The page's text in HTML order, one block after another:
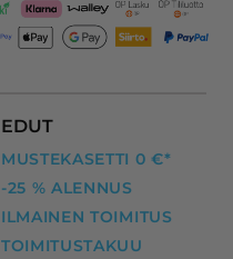
EDUT
MUSTEKASETTI 0 €*
-25 % ALENNUS
ILMAINEN TOIMITUS
TOIMITUSTAKUU